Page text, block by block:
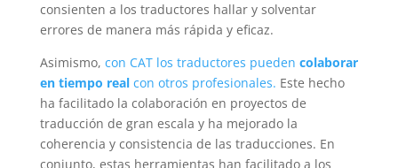
consienten a los traductores hallar y solventar
errores de manera más rápida y eficaz.
Asimismo, con CAT los traductores pueden colaborar
en tiempo realcon otros profesionales. Este hecho
ha facilitado la colaboración en proyectos de
traducción de gran escala y ha mejorado la
coherencia y consistencia de las traducciones. En
conjunto, estas herramientas han facilitado a los